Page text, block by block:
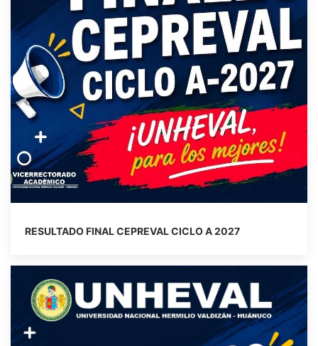
RESULTADO FINAL CEPREVAL CICLO A 2027